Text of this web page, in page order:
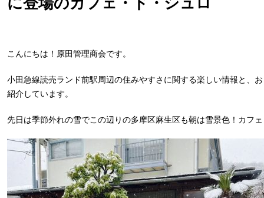
こんにちは！原田管理商会です。
小田急線読売ランド前駅周辺の住みやすさに関する楽しい情報と、
紹介しています。
先日は季節外れの雪でこの辺りの多摩区麻生区も朝は雪景色！カフ